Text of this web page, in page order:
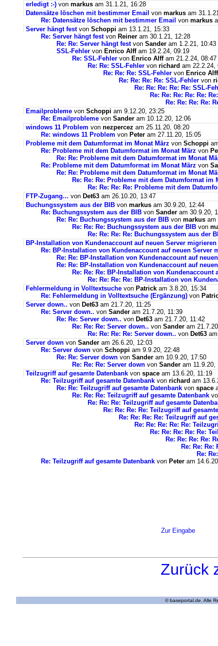
erledigt :-) von markus am 31.1.21, 16:28
Datensätze löschen mit bestimmer Email von markus am
Re: Datensätze löschen mit bestimmer Email von markus
Server hängt festvon Schoppi am 13.1.21, 15:33
Re: Server hängt festvon Reiner am 30.1.21, 12:28
Re: Re: Server hängt festvon Sander am 1.2.21, 10:43
SSL-Fehler von Enrico Alffam 19.2.24, 09:19
Re: SSL-Fehler von Enrico Alffam 21.2.24, 08:47
Re: Re: SSL-Fehler von richard am 22.2.24,
Re: Re: Re: SSL-Fehler von Enrico Alff
Re: Re: Re: Re: SSL-Fehler von
Re: Re: Re: Re: Re: SSL-
Re: Re: Re: Re: Re:
Re: Re: Re: Re:
Emailprobleme von Schoppi am 9.12.20, 23:25
Re: Emailprobleme von Sander am 10.12.20, 12:06
windows 11 Problem von nezpercez am 25.11.20, 08:20
Re: windows 11 Problem von Peter am 27.11.20, 15:05
Probleme mit dem Datumformat im Monat März von Schoppi
Re: Probleme mit dem Datumformat im Monat März von
Re: Re: Probleme mit dem Datumformat im Monat
Re: Probleme mit dem Datumformat im Monat März von
Re: Re: Probleme mit dem Datumformat im Monat
Re: Re: Re: Probleme mit dem Datumformat im
Re: Re: Re: Re: Probleme mit dem
FTP-Zugang... von Det63 am 26.10.20, 13:47
Buchungssystem aus der BIB von markus am 30.9.20, 12:44
Re: Buchungssystem aus der BIB von Sander am 30.9.20,
Re: Re: Buchungssystem aus der BIB von markus am
Re: Re: Re: Buchungssystem aus der BIB von
Re: Re: Re: Re: Buchungssystem aus der
BP-Installation von Kundenaccount auf neuen Server migrieren
Re: BP-Installation von Kundenaccount auf neuen Server
Re: Re: BP-Installation von Kundenaccount auf
Re: Re: BP-Installation von Kundenaccount auf
Re: Re: Re: BP-Installation von Kundenaccount
Re: Re: Re: Re: BP-Installation von
Fehlermeldung in Volltextsuche von Patrick am 3.8.20, 15:34
Re: Fehlermeldung in Volltextsuche (Ergänzung) von
Server down.. von Det63 am 21.7.20, 11:25
Re: Server down.. von Sander am 21.7.20, 11:39
Re: Re: Server down.. von Det63 am 21.7.20, 11:42
Re: Re: Re: Server down.. von Sander am
Re: Re: Re: Re: Server down.. von Det63
Server down von Sander am 26.6.20, 12:03
Re: Server down von Schoppi am 9.9.20, 22:48
Re: Re: Server down von Sander am 10.9.20, 17:50
Re: Re: Re: Server down von Sander am 11.9.20,
Teilzugriff auf gesamte Datenbank von space am 13.6.20, 11:19
Re: Teilzugriff auf gesamte Datenbank von richard am
Re: Re: Teilzugriff auf gesamte Datenbank von space
Re: Re: Re: Teilzugriff auf gesamte Datenbank
Re: Re: Re: Teilzugriff auf gesamte
Re: Re: Re: Re: Teilzugriff auf
Re: Re: Re: Re: Teilzugriff auf
Re: Re: Re: Re: Re:
Re: Re: Re: Re: Re:
Re: Re: Re: Re:
Re: Re: Re:
Re:
Re: Teilzugriff auf gesamte Datenbank von Peter am
Zur Eingabe
Zurück
© baseportal.de. Alle